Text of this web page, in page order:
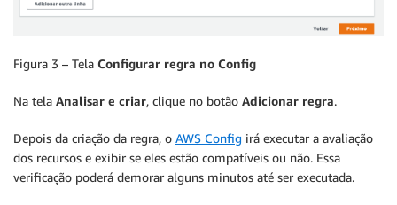
Figura 3 – Tela Configurar regra no Config
Na tela Analisar e criar, clique no botão Adicionar regra.
Depois da criação da regra, o AWS Config irá executar a avaliação
dos recursos e exibir se eles estão compatíveis ou não. Essa
verificação poderá demorar alguns minutos até ser executada.